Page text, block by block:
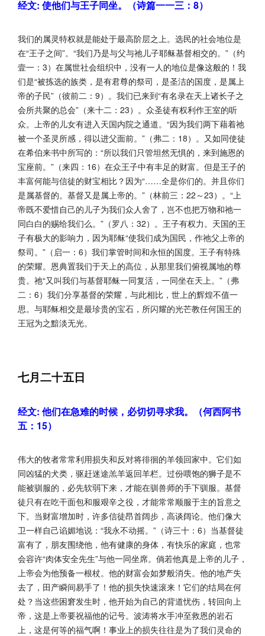
经文: 使他们与王子同坐。（诗篇一一三：8）
我们的属灵特权就是能处于最高阶层之上。选民的社会地位是
在“王子之间”。“我们乃是与父与祂儿子耶稣基督相交的。”（约
壹一：3）在属世社会组织中，没有一人的地位是像这般的！我
们是“被拣选的族类，是有君尊的祭司，是圣洁的国度，是属上
帝的子民”（彼前二：9）。我们已来到“有名录在天上诸长子之
会所共聚的总会”（来十二：23）。众圣徒有权利作王室的听
众。上帝的儿女有进入天国内院之通道。“因为我们两下藉着祂
被一个圣灵所感，得以进父面前。”（弗二：18）。又如同使徒
在希伯来书中所写的：“所以我们只管坦然无惧的，来到施恩的
宝座前。”（来四：16）在众王子中有丰足的财富。但是王子的
丰富何能与信徒的财宝相比？因为“……全是你们的。并且你们
是属基督的。基督又是属上帝的。”（林前三：22～23）。“上
帝既不爱惜自己的儿子为我们众人舍了，岂不也把万物和祂一
同白白的赐给我们么。”（罗八：32）。王子有权力。天国的王
子有极大的影响力，因为耶稣“使我们成为国民，作祂父上帝的
祭司。”（启一：6）我们掌管时间和永恒的国度。王子有特殊
的荣耀。恩典置我们于天上的高位，从那里我们俯视属地的尊
贵。祂“又叫我们与基督耶稣一同复活，一同坐在天上。”（弗
二：6）我们分享基督的荣耀，与此相比，世上的辉煌不值一
思。与耶稣相交是最珍贵的宝石，所闪耀的光芒教任何国王的
王冠为之黯淡无光。
七月二十五日
经文: 他们在急难的时候，必切切寻求我。（何西阿书
五：15）
伟大的牧者常常利用损失和反对将徘徊的羊领回家中。它们如
同凶猛的犬类，驱赶迷途羔羊返回羊栏。过份喂饱的狮子是不
能被驯服的，必先软弱下来，才能在驯兽师的手下驯服。基督
徒只有在吃干面包和服艰辛之役，才能常常顺服于主的旨意之
下。当财富增加时，许多信徒昂首阔步，高谈阔论。他们像大
卫一样自己谄媚地说：“我永不动摇。”（诗三十：6）当基督徒
富有了，朋友围绕他，他有健康的身体，有快乐的家庭，也常
会容许“肉体安全先生”与他一同坐席。倘若他真是上帝的儿子，
上帝会为他预备一根杖。他的财富会如梦般消失。他的地产失
去了，田产瞬间易手了！他的损失快速滚来！它们的结局在何
处？当这些困窘发生时，他开始为自己的背道忧伤，转回向上
帝，这是上帝要祝福他的记号。波涛将水手冲至救恩的岩石
上，这是何等的福气啊！事业上的损失往往是为了我们灵命的